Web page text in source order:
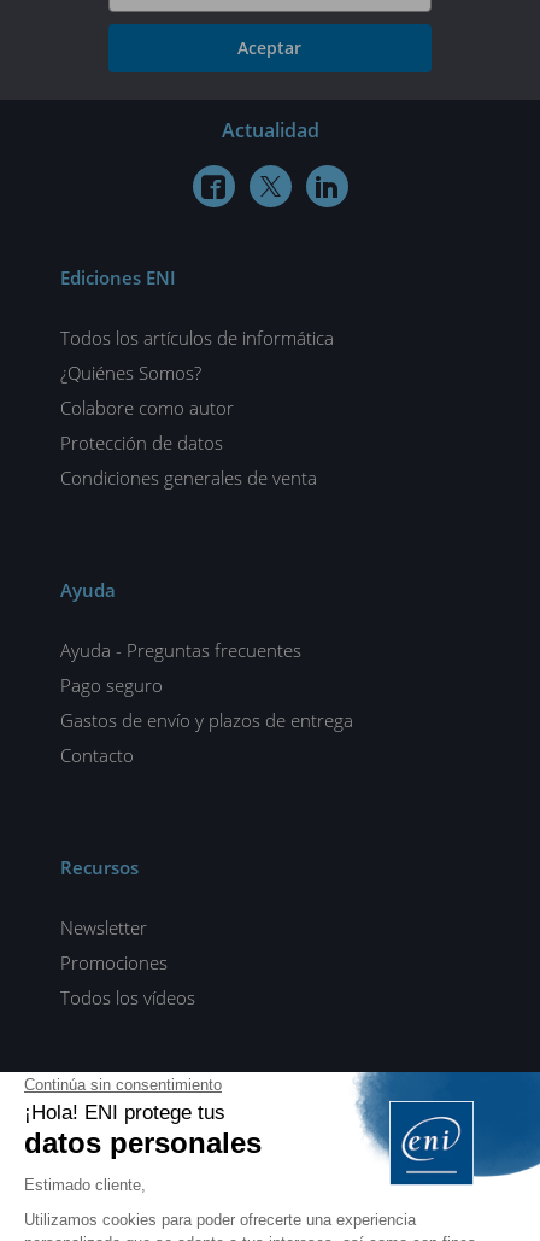
Aceptar
Actualidad
  
Ediciones ENI
Todos los artículos de informática
¿Quiénes Somos?
Colabore como autor
Protección de datos
Condiciones generales de venta
Ayuda
Ayuda - Preguntas frecuentes
Pago seguro
Gastos de envío y plazos de entrega
Contacto
Recursos
Newsletter
Promociones
Todos los vídeos
ENI elearning
E-formaciones en 5 idiomas
ES FR
PROFESIONALES